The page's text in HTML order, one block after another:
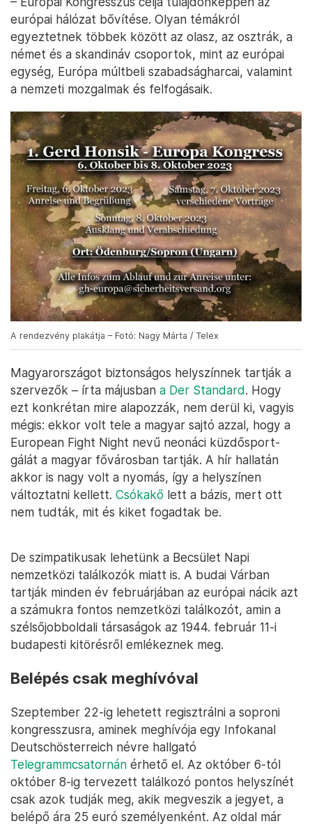
európai hálózat bővítése. Olyan témákról
egyeztetnek többek között az olasz, az osztrák, a
német és a skandináv csoportok, mint az európai
egység, Európa múltbeli szabadságharcai, valamint
a nemzeti mozgalmak és felfogásaik.
A rendezvény plakátja – Fotó: Nagy Márta / Telex
Magyarországot biztonságos helyszínnek tartják a
szervezők – írta májusban a Der Standard. Hogy
ezt konkrétan mire alapozzák, nem derül ki, vagyis
mégis: ekkor volt tele a magyar sajtó azzal, hogy a
European Fight Night nevű neonáci küzdősport-
gálát a magyar fővárosban tartják. A hír hallatán
akkor is nagy volt a nyomás, így a helyszínen
változtatni kellett. Csókakő lett a bázis, mert ott
nem tudták, mit és kiket fogadtak be.
De szimpatikusak lehetünk a Becsület Napi
nemzetközi találkozók miatt is. A budai Várban
tartják minden év februárjában az európai nácik azt
a számukra fontos nemzetközi találkozót, amin a
szélsőjobboldali társaságok az 1944. február 11-i
budapesti kitörésről emlékeznek meg.
Belépés csak meghívóval
Szeptember 22-ig lehetett regisztrálni a soproni
kongresszusra, aminek meghívója egy Infokanal
Deutschösterreich névre hallgató
Telegrammcsatornán érhető el. Az október 6-tól
október 8-ig tervezett találkozó pontos helyszínét
csak azok tudják meg, akik megveszik a jegyet, a
belépő ára 25 euró személyenként. Az oldal már